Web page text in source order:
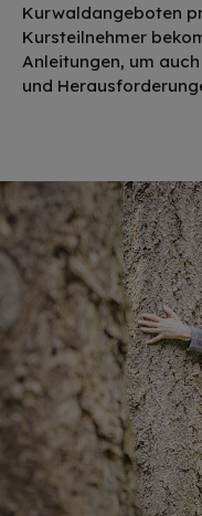
Kurwaldangeboten
Kursteilnehmer
Anleitungen, um
und